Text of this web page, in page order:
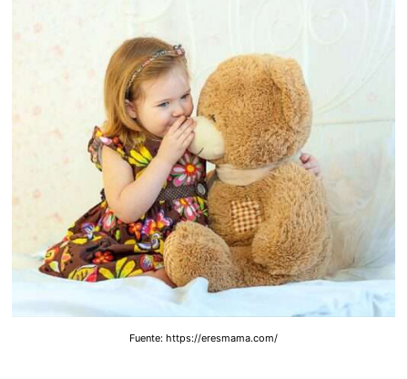
Fuente: https://eresmama.com/